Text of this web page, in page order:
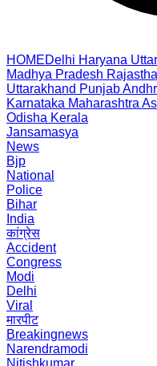
HOMEDelhi Haryana
Madhya Pradesh
Uttarakhand Punjab
Karnataka Maharashtra
Odisha Kerala
Jansamasya
News
Bjp
National
Police
Bihar
India
कांग्रेस
Accident
Congress
Modi
Delhi
Viral
मारपीट
Breakingnews
Narendramodi
Nitishkumar